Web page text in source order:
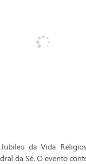
da Vida
da Sé. O evento